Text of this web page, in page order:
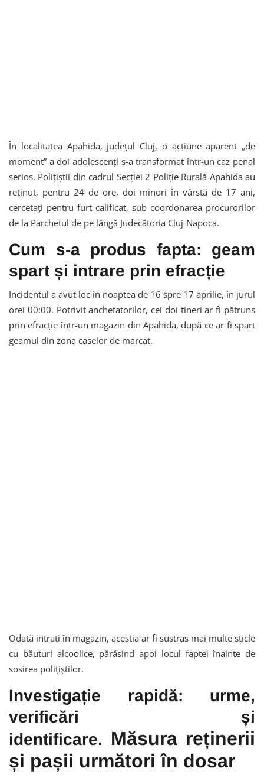
În localitatea Apahida, județul Cluj, o acțiune aparent „de
moment” a doi adolescenți s-a transformat într-un caz penal
serios. Polițiștii din cadrul Secției 2 Poliție Rurală Apahida au
reținut, pentru 24 de ore, doi minori în vârstă de 17 ani,
cercetați pentru furt calificat, sub coordonarea procurorilor
de la Parchetul de pe lângă Judecătoria Cluj-Napoca.
Cum s-a produs fapta: geam
spart și intrare prin efracție
Incidentul a avut loc în noaptea de 16 spre 17 aprilie, în jurul
orei 00:00. Potrivit anchetatorilor, cei doi tineri ar fi pătruns
prin efracție într-un magazin din Apahida, după ce ar fi spart
geamul din zona caselor de marcat.
Odată intrați în magazin, aceștia ar fi sustras mai multe sticle
cu băuturi alcoolice, părăsind apoi locul faptei înainte de
sosirea polițiștilor.
Investigație rapidă: urme,
verificări și
identificare. Măsura reținerii
și pașii următori în dosar